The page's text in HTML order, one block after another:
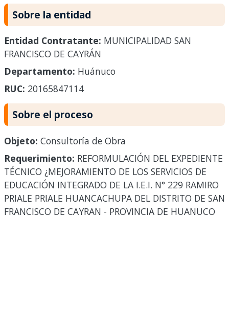
Sobre la entidad
Entidad Contratante: MUNICIPALIDAD SAN
FRANCISCO DE CAYRÁN
Departamento: Huánuco
RUC: 20165847114
Sobre el proceso
Objeto: Consultoría de Obra
Requerimiento: REFORMULACIÓN DEL EXPEDIENTE
TÉCNICO ¿MEJORAMIENTO DE LOS SERVICIOS DE
EDUCACIÓN INTEGRADO DE LA I.E.I. N° 229 RAMIRO
PRIALE PRIALE HUANCACHUPA DEL DISTRITO DE SAN
FRANCISCO DE CAYRAN - PROVINCIA DE HUANUCO